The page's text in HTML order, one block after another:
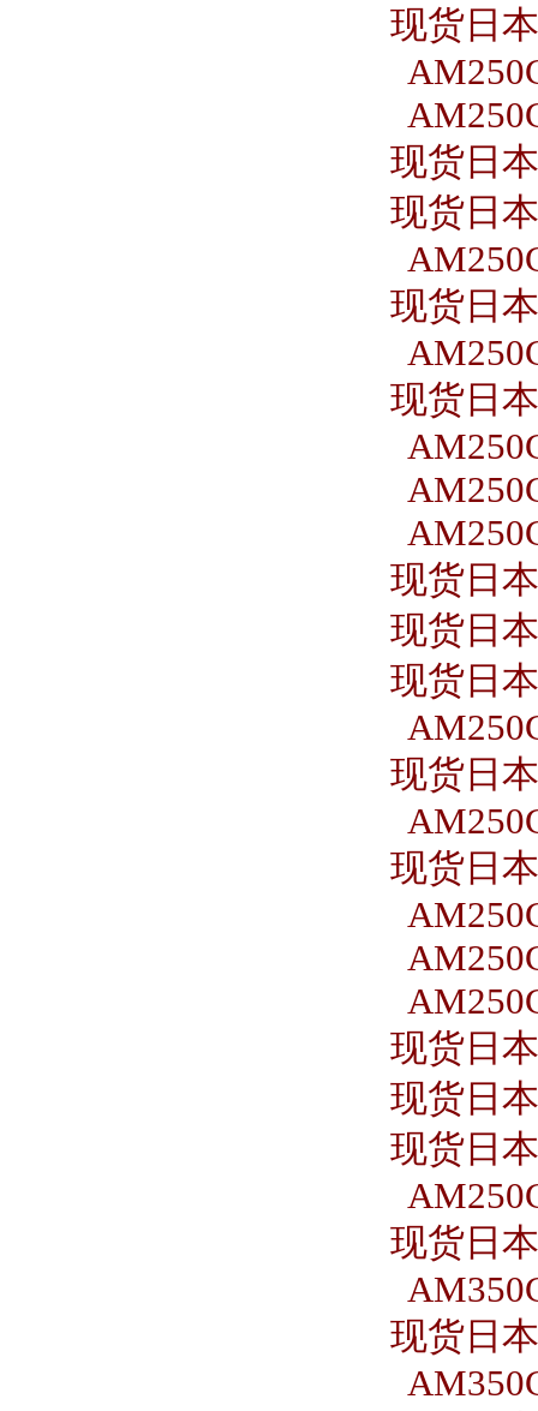
现货日
现货日
现货日
现货日
现货日
现货日
现货日
现货日
现货日
现货日
现货日
现货日
现货日
现货日
现货日